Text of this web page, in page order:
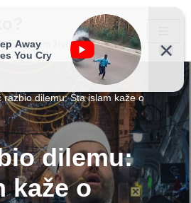
životu!
razbio dilemu: Šta islam kaže o
dilemu:
kaže o